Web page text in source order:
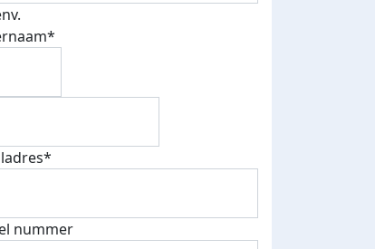
E-mails verstuurd
KWF t-shirt!
nummer